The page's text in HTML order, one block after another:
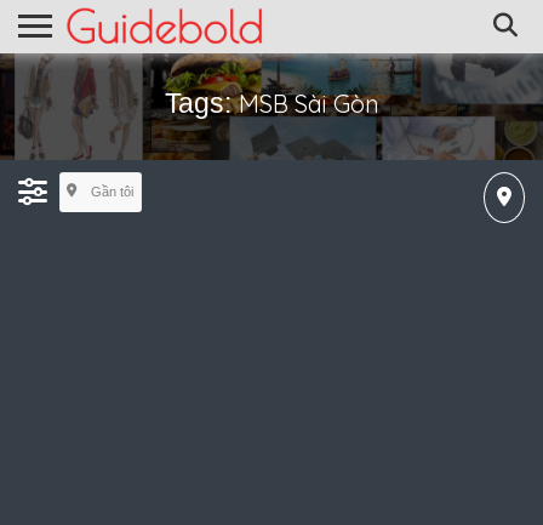
Tags:MSB Sài Gòn
Gần tôi